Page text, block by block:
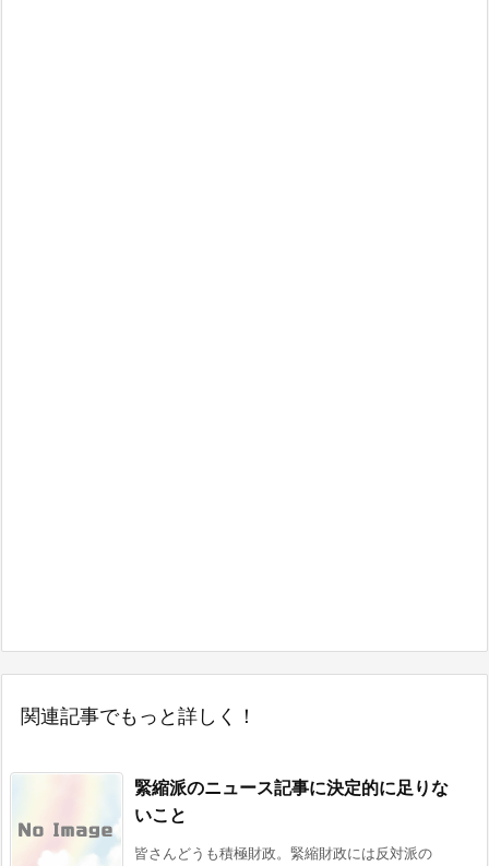
関連記事でもっと詳しく！
緊縮派のニュース記事に決定的に足りな
いこと
皆さんどうも積極財政。緊縮財政には反対派の